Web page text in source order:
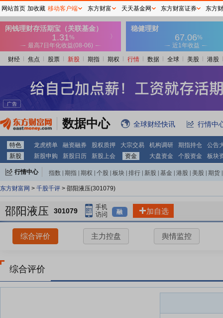
财经 焦点 股票 新股 期指 期权 行情 数据 全球 美股 港股
数据中心 全球财经快讯 行情中
特色 龙虎榜单 融资融券 股权质押 大宗交易 机构调研 期指持仓
公告
新股
新股申购 新股日历 新股上会 资金 大盘资金 个股资金 板块
行情中心 指数 期指 期权 个股 板块 排行 新股 基金 港股 美股 期货
东方财富网 > 千股千评 > 邵阳液压(301079)
邵阳液压 301079 融 加自选
综合评价 主力控盘 舆情监控
综合评价
网站首页 加收藏 移动客户端 东方财富 天天基金网 东方财富证券 东方